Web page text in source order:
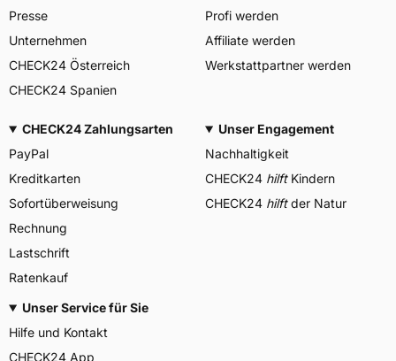
Presse
Unternehmen
CHECK24 Österreich
CHECK24 Spanien
Profi werden
Affiliate werden
Werkstattpartner werden
CHECK24 Zahlungsarten
PayPal
Kreditkarten
Sofortüberweisung
Rechnung
Lastschrift
Ratenkauf
Unser Engagement
Nachhaltigkeit
CHECK24 hilftKindern
CHECK24 hilftder Natur
Unser Service für Sie
Hilfe und Kontakt
CHECK24 App